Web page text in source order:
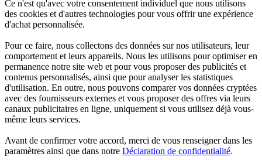
Ce n'est qu'avec votre consentement individuel que nous utilisons
des cookies et d'autres technologies pour vous offrir une expérience
d'achat personnalisée.
Pour ce faire, nous collectons des données sur nos utilisateurs, leur
comportement et leurs appareils. Nous les utilisons pour optimiser en
permanence notre site web et pour vous proposer des publicités et
contenus personnalisés, ainsi que pour analyser les statistiques
d'utilisation. En outre, nous pouvons comparer vos données cryptées
avec des fournisseurs externes et vous proposer des offres via leurs
canaux publicitaires en ligne, uniquement si vous utilisez déjà vous-
même leurs services.
Avant de confirmer votre accord, merci de vous renseigner dans les
paramètres ainsi que dans notre Déclaration de confidentialité.